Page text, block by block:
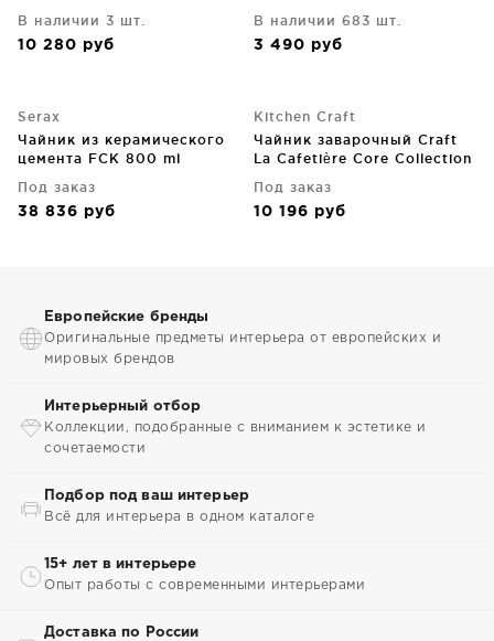
В наличии 3 шт.
10 280 руб
В наличии 683 шт.
3 490 руб
Serax
Чайник из керамического
цемента FCK 800 ml
Под заказ
38 836 руб
Kitchen Craft
Чайник заварочный Craft
La Cafetière Core Collection
Под заказ
10 196 руб
Европейские бренды
Оригинальные предметы интерьера от европейских и
мировых брендов
Интерьерный отбор
Коллекции, подобранные с вниманием к эстетике и
сочетаемости
Подбор под ваш интерьер
Всё для интерьера в одном каталоге
15+ лет в интерьере
Опыт работы с современными интерьерами
Доставка по России